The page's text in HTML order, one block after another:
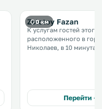
0 км
Zolotoy Fazan
К услугам гостей этого
расположенного в
Николаев, в 10 минутах
Перейти →